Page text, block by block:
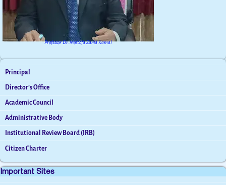
Professor Dr. Mostofa Zahid Kamal
Principal
Director’s Office
Academic Council
Administrative Body
Institutional Review Board (IRB)
Citizen Charter
Important Sites